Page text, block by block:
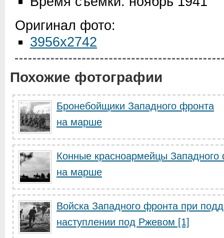
Оригинал фото:
3956x2742
Похожие фотографии
Бронебойщики Западного фронта
на марше
Конные красноармейцы Западного
на марше
Войска Западного фронта при
наступлении под Ржевом [1]